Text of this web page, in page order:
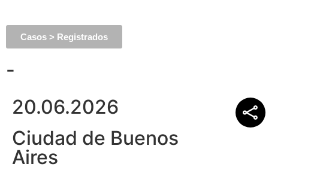
Casos > Registrados
-
20.06.2026
Ciudad de Buenos
Aires